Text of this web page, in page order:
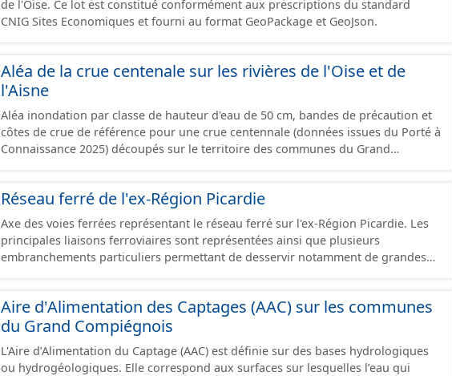
de l'Oise. Ce lot est constitué conformément aux prescriptions du standard
CNIG Sites Economiques et fourni au format GeoPackage et GeoJson.
Aléa de la crue centenale sur les rivières de l'Oise et de
l'Aisne
Aléa inondation par classe de hauteur d'eau de 50 cm, bandes de précaution et
côtes de crue de référence pour une crue centennale (données issues du Porté à
Connaissance 2025) découpés sur le territoire des communes du Grand
Réseau ferré de l'ex-Région Picardie
Axe des voies ferrées représentant le réseau ferré sur l'ex-Région Picardie. Les
principales liaisons ferroviaires sont représentées ainsi que plusieurs
embranchements particuliers permettant de desservir notamment de grandes
Aire d'Alimentation des Captages (AAC) sur les communes
du Grand Compiégnois
L'Aire d’Alimentation du Captage (AAC) est définie sur des bases hydrologiques
ou hydrogéologiques. Elle correspond aux surfaces sur lesquelles l’eau qui